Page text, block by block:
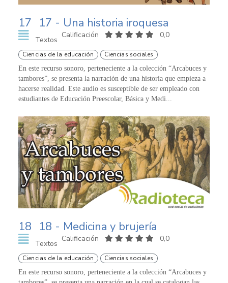
17 17 - Una historia iroquesa
Textos
Calificación 0,0
Ciencias de la educación Ciencias sociales
En este recurso sonoro, perteneciente a la colección “Arcabuces y
tambores”, se presenta la narración de una historia que empieza a
hacerse realidad. Este audio es susceptible de ser empleado con
estudiantes de Educación Preescolar, Básica y Medi...
18 18 - Medicina y brujería
Textos
Calificación 0,0
Ciencias de la educación Ciencias sociales
En este recurso sonoro, perteneciente a la colección “Arcabuces y